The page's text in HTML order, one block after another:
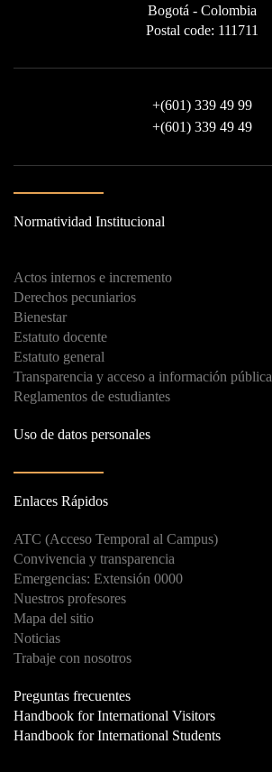
Bogotá - Colombia
Postal code: 111711
+(601) 339 49 99
+(601) 339 49 49
Normatividad Institucional
Actos internos e incremento
Derechos pecuniarios
Bienestar
Estatuto docente
Estatuto general
Transparencia y acceso a información pública
Reglamentos de estudiantes
Uso de datos personales
Enlaces Rápidos
ATC (Acceso Temporal al Campus)
Convivencia y transparencia
Emergencias: Extensión 0000
Nuestros profesores
Mapa del sitio
Noticias
Trabaje con nosotros
Preguntas frecuentes
Handbook for International Visitors
Handbook for International Students